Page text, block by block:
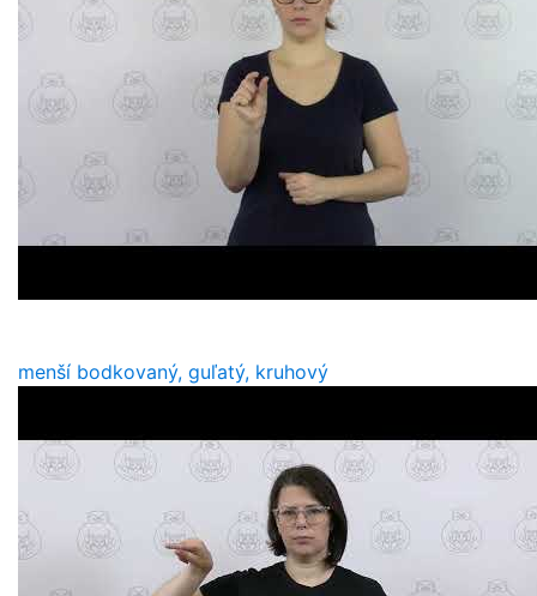
menší bodkovaný, guľatý, kruhový